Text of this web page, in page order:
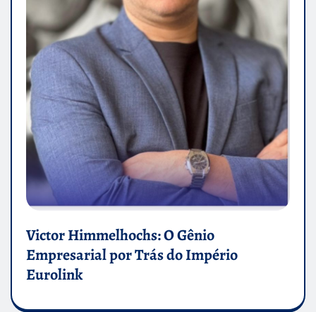
Victor Himmelhochs: O Gênio
Empresarial por Trás do Império
Eurolink